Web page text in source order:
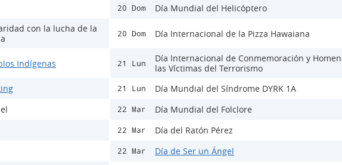
con la lucha de la
Indígenas
20 Dom Día Mundial del Helicóptero
20 Dom Día Internacional de la Pizza Hawaiana
21 Lun
Día Internacional de Conmemoración y
las Víctimas del Terrorismo
21 Lun Día Mundial del Síndrome DYRK 1A
22 Mar Día Mundial del Folclore
22 Mar Día del Ratón Pérez
22 Mar Día de Ser un Ángel